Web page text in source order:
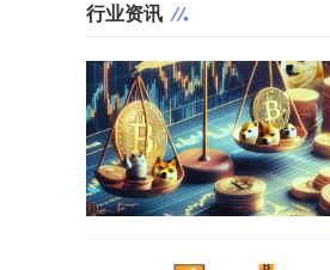
行业资讯